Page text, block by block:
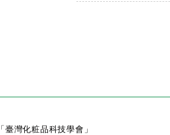
「臺灣化粧品科技學會」